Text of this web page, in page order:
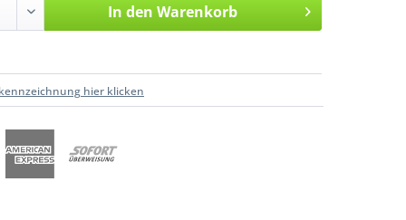
In den Warenkorb
hier klicken